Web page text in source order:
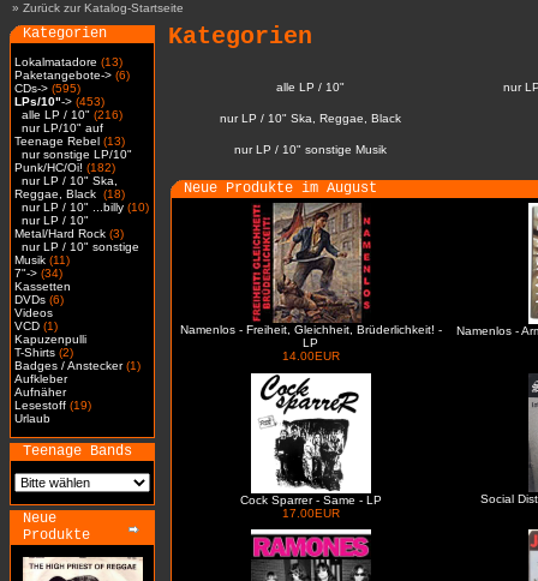
» Zurück zur Katalog-Startseite
Kategorien
Lokalmatadore (13)
Paketangebote-> (6)
CDs-> (595)
LPs/10"-> (453)
alle LP / 10" (216)
nur LP/10" auf
Teenage Rebel (13)
nur sonstige LP/10"
Punk/HC/Oi! (182)
nur LP / 10" Ska,
Reggae, Black (18)
nur LP / 10" ...billy (10)
nur LP / 10"
Metal/Hard Rock (3)
nur LP / 10" sonstige
Musik (11)
7"-> (34)
Kassetten
DVDs (6)
Videos
VCD (1)
Kapuzenpulli
T-Shirts (2)
Badges / Anstecker(1)
Aufkleber
Aufnäher
Lesestoff (19)
Urlaub
Teenage Bands
Neue
Produkte
Kategorien
alle LP / 10" nur
nur LP / 10" Ska, Reggae, Black
nur LP / 10" sonstige Musik
Neue Produkte im August
Namenlos - Freiheit, Gleichheit, Brüderlichkeit! -
LP
14.00EUR
Namenlos -
Cock Sparrer - Same - LP
17.00EUR
Social